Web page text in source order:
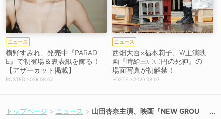
ニュース
横野すみれ、発売中『PARAD
E』で初登場＆裏表紙を飾る！
【アザーカット掲載】
2026.08.07
ニュース
西畑大吾×福本莉子、W主演映
画『時給三〇〇円の死神』の
場面写真が初解禁！
2026.08.07
トップページ ニュース
山田杏奈主演、映画『NEW GROU